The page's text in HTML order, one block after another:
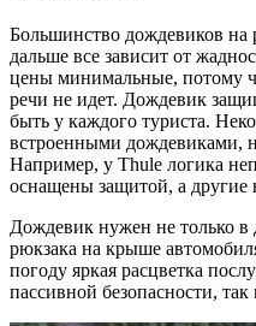
Большинство дождевиков на
дальше все зависит от
цены минимальные, потому
речи не идет. Дождевик
быть у каждого туриста.
встроенными дождевиками,
Например, у Thule логика
оснащены защитой, а другие
Дождевик нужен не только
рюкзака на крыше
погоду яркая расцветка
пассивной безопасности, так